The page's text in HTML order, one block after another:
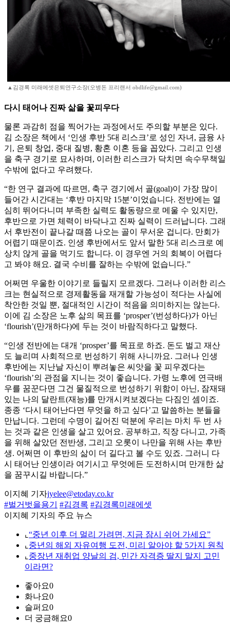
▲김경록 미래에셋은퇴연구소장(오병돈 프리랜서 obdlife@gmail.com)
다시 태어나 진짜 삶을 꽃피우다
물론 과감히 점을 찍어가는 과정에서도 주의할 부분은 있다.
김 소장은 책에서 ‘인생 후반 5대 리스크’로 성인 자녀, 금융 사
기, 은퇴 창업, 중대 질병, 황혼 이혼 등을 꼽았다. 그리고 인생
을 축구 경기로 묘사하며, 이러한 리스크가 닥치면 속수무책일
수밖에 없다고 우려했다.
“한 연구 결과에 따르면, 축구 경기에서 골(goal)이 가장 많이
들어간 시간대는 ‘후반 마지막 15분’이었습니다. 전반에는 열
심히 뛰어다니며 부족한 실력도 활동량으로 메울 수 있지만,
후반으로 가면 체력이 바닥나고 진짜 실력이 드러납니다. 그래
서 후반전이 끝나갈 때쯤 나오는 골이 무서운 겁니다. 만회가
어렵기 때문이죠. 인생 후반에서도 앞서 말한 5대 리스크로 예
상치 않게 골을 먹기도 합니다. 이 경우엔 거의 회복이 어렵다
고 봐야 해요. 결국 수비를 잘하는 수밖에 없습니다.”
어쩌면 우울한 이야기로 들릴지 모르겠다. 그러나 이러한 리스
크는 현실적으로 경제활동을 재개할 가능성이 적다는 사실에
착안한 것일 뿐, 절대적인 시간이 적음을 의미하지는 않는다.
이에 김 소장은 노후 삶의 목표를 ‘prosper’(번성하다)가 아닌
‘flourish’(만개하다)에 두는 것이 바람직하다고 말했다.
“인생 전반에는 대개 ‘prosper’를 목표로 하죠. 돈도 벌고 재산
도 늘리며 사회적으로 번성하기 위해 사니까요. 그러나 인생
후반에는 지난날 자신이 뿌려놓은 씨앗을 꽃 피우겠다는
‘flourish’의 관점을 지니는 것이 좋습니다. 가령 노후에 연극배
우를 꿈꾼다면 그건 물질적으로 번성하기 위함이 아닌, 잠재돼
있는 나의 달란트(재능)를 만개시켜보겠다는 다짐인 셈이죠.
종종 ‘다시 태어난다면 무엇을 하고 싶다’고 말씀하는 분들을
만납니다. 그런데 수명이 길어진 덕분에 우리는 마치 두 번 사
는 것과 같은 인생을 살고 있어요. 공부하고, 직장 다니고, 가족
을 위해 살았던 전반생, 그리고 오롯이 나만을 위해 사는 후반
생. 어쩌면 이 후반의 삶이 더 길다고 볼 수도 있죠. 그러니 다
시 태어난 인생이라 여기시고 무엇에든 도전하시며 만개한 삶
을 꿈꾸시길 바랍니다.”
이지혜 기자jyelee@etoday.co.kr
#벌거벗을용기
#김경록 #김경록미래에셋
이지혜 기자의 주요 뉴스
⌞ “중년 이후 더 멀리 가려면, 지금 잠시 쉬어 가세요”
⌞ 중년의 해외 자유여행 도전, 미리 알아야 할 5가지 원칙
⌞ 중장년 재취업 양날의 검, 민간 자격증 딸지 말지 고민
이라면?
좋아요0
화나요0
슬퍼요0
더 궁금해요0